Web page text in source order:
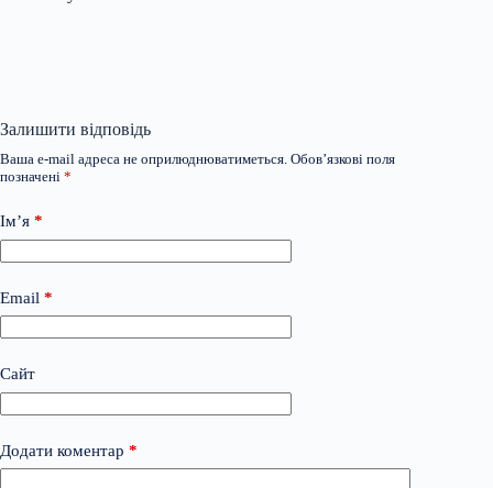
Залишити відповідь
Ваша e-mail адреса не оприлюднюватиметься. Обов’язкові поля
позначені *
Ім’я *
Email *
Сайт
Додати коментар *